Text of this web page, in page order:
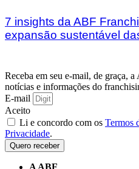
7 insights da ABF
expansão sustentável
Receba em seu e-mail, de graça,
notícias e informações do
E-mail
Aceito
Li e concordo com os Termos
Privacidade.
Quero receber
A ABF